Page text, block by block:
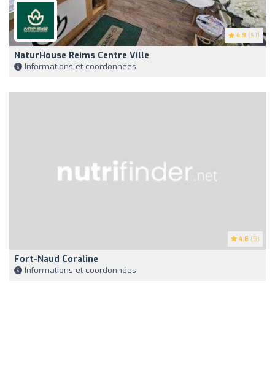
4.9 (91)
NaturHouse Reims Centre Ville
Informations et coordonnées
4.8 (5)
Fort-Naud Coraline
Informations et coordonnées